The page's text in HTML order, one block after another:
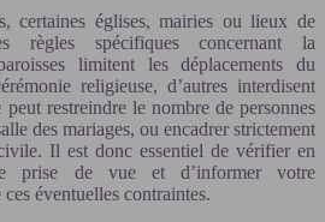
certaines églises, mairies ou lieux de
règles spécifiques concernant la
limitent les déplacements du
religieuse, d’autres interdisent
restreindre le nombre de personnes
des mariages, ou encadrer strictement
Il est donc essentiel de vérifier en
prise de vue et d’informer votre
éventuelles contraintes.